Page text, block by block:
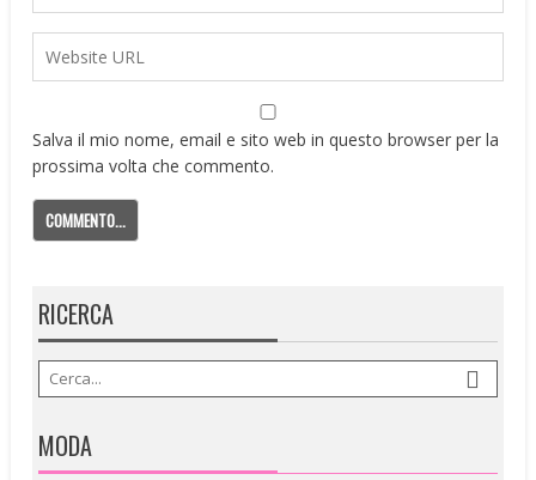
Salva il mio nome, email e sito web in questo browser per la
prossima volta che commento.
RICERCA
MODA